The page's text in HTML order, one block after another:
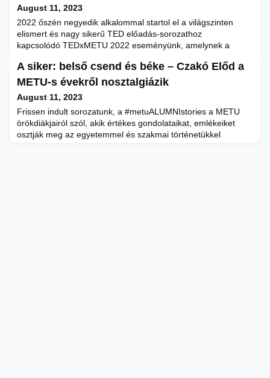
August 11, 2023
2022 őszén negyedik alkalommal startol el a világszinten
elismert és nagy sikerű TED előadás-sorozathoz
kapcsolódó TEDxMETU 2022 eseményünk, amelynek a
áll. Ha Te is változni és változtatni akarsz, hogy Te magad
formálhasd mindazt, ami rád vár, jelentkezz! Mutasd meg, mi
rejlik benned, hogy szaktudásoddal a jövő generációit
képviseled a jelen
A siker: belső csend és béke – Czakó Előd a
METU-s évekről nosztalgiázik
August 11, 2023
Frissen indult sorozatunk, a #metuALUMNIstories a METU
örökdiákjairól szól, akik értékes gondolataikat, emlékeiket
osztják meg az egyetemmel és szakmai történetükkel